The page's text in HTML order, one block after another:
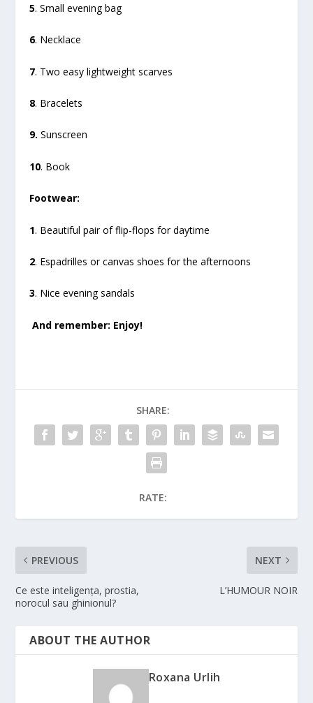
5. Small evening bag
6. Necklace
7. Two easy lightweight scarves
8. Bracelets
9. Sunscreen
10. Book
Footwear:
1. Beautiful pair of flip-flops for daytime
2. Espadrilles or canvas shoes for the afternoons
3. Nice evening sandals
And remember: Enjoy!
SHARE:
RATE:
PREVIOUS
Ce este inteligența, prostia,
norocul sau ghinionul?
NEXT
L’HUMOUR NOIR
ABOUT THE AUTHOR
Roxana Urlih